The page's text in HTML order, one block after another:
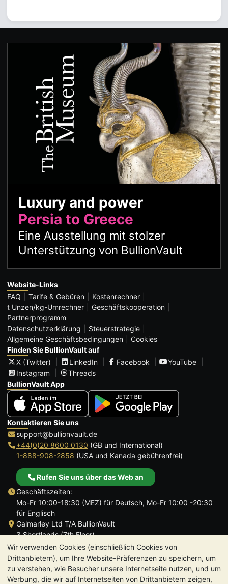
Wir verwenden Cookies (einschließlich Cookies von
Drittanbietern), um Ihre Website-Präferenzen zu speichern, um
zu verstehen, wie Besucher unsere Internetseite nutzen, und um
Werbung, die wir auf Internetseiten von Drittanbietern zeigen,
Luxury and power
Persia to Greece
Eine Ausstellung mit stolzer
Unterstützung von BullionVault
Website-Links
FAQ
Tarife & Gebüren
Kostenrechner
t Unzen/kg-Umrechner
Geschäftskooperation
Partnerprogramm
Datenschutzerklärung
Steuerstrategie
Allgemeine Geschäftsbedingungen
Cookies
Finden Sie BullionVault auf
X (Twitter)
LinkedIn Facebook
YouTube
Instagram
Threads
BullionVault App
Kontaktieren Sie uns
support@bullionvault.de
+44(0)20 8600 0130 (GB und International)
1-888-908-2858 (USA und Kanada gebührenfrei)
Rufen Sie uns über das Web an
Geschäftszeiten:
Mo-Fr 10:00-18:30 (MEZ) für Deutsch, Mo-Fr 10:00 -20:30
für Englisch
Galmarley Ltd T/A BullionVault
3 Shortlands (7th Floor)
Hammersmith
London
W6 8DA
Großbritannien